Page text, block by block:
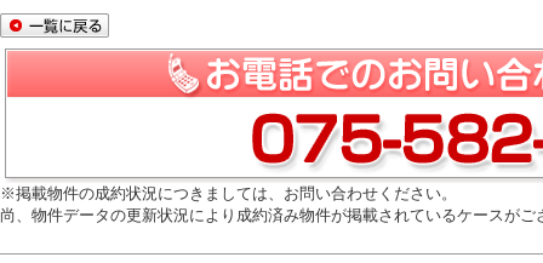
※掲載物件の成約状況につきましては、お問い合わせください。
尚、物件データの更新状況により成約済み物件が掲載されているケースが